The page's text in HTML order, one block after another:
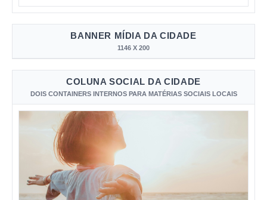
BANNER MÍDIA DA CIDADE
1146 X 200
COLUNA SOCIAL DA CIDADE
DOIS CONTAINERS INTERNOS PARA MATÉRIAS SOCIAIS LOCAIS